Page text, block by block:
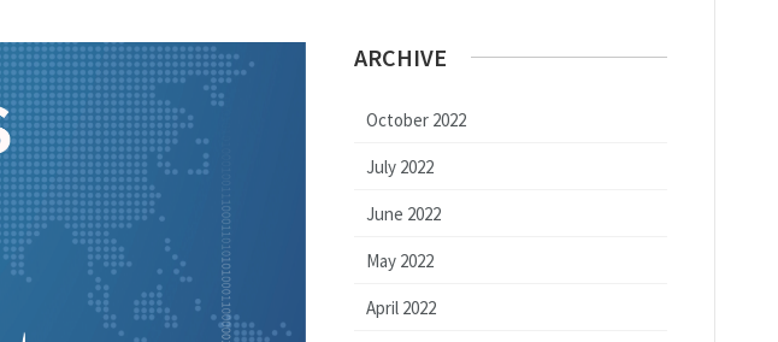
ARCHIVE
October 2022
July 2022
June 2022
May 2022
April 2022